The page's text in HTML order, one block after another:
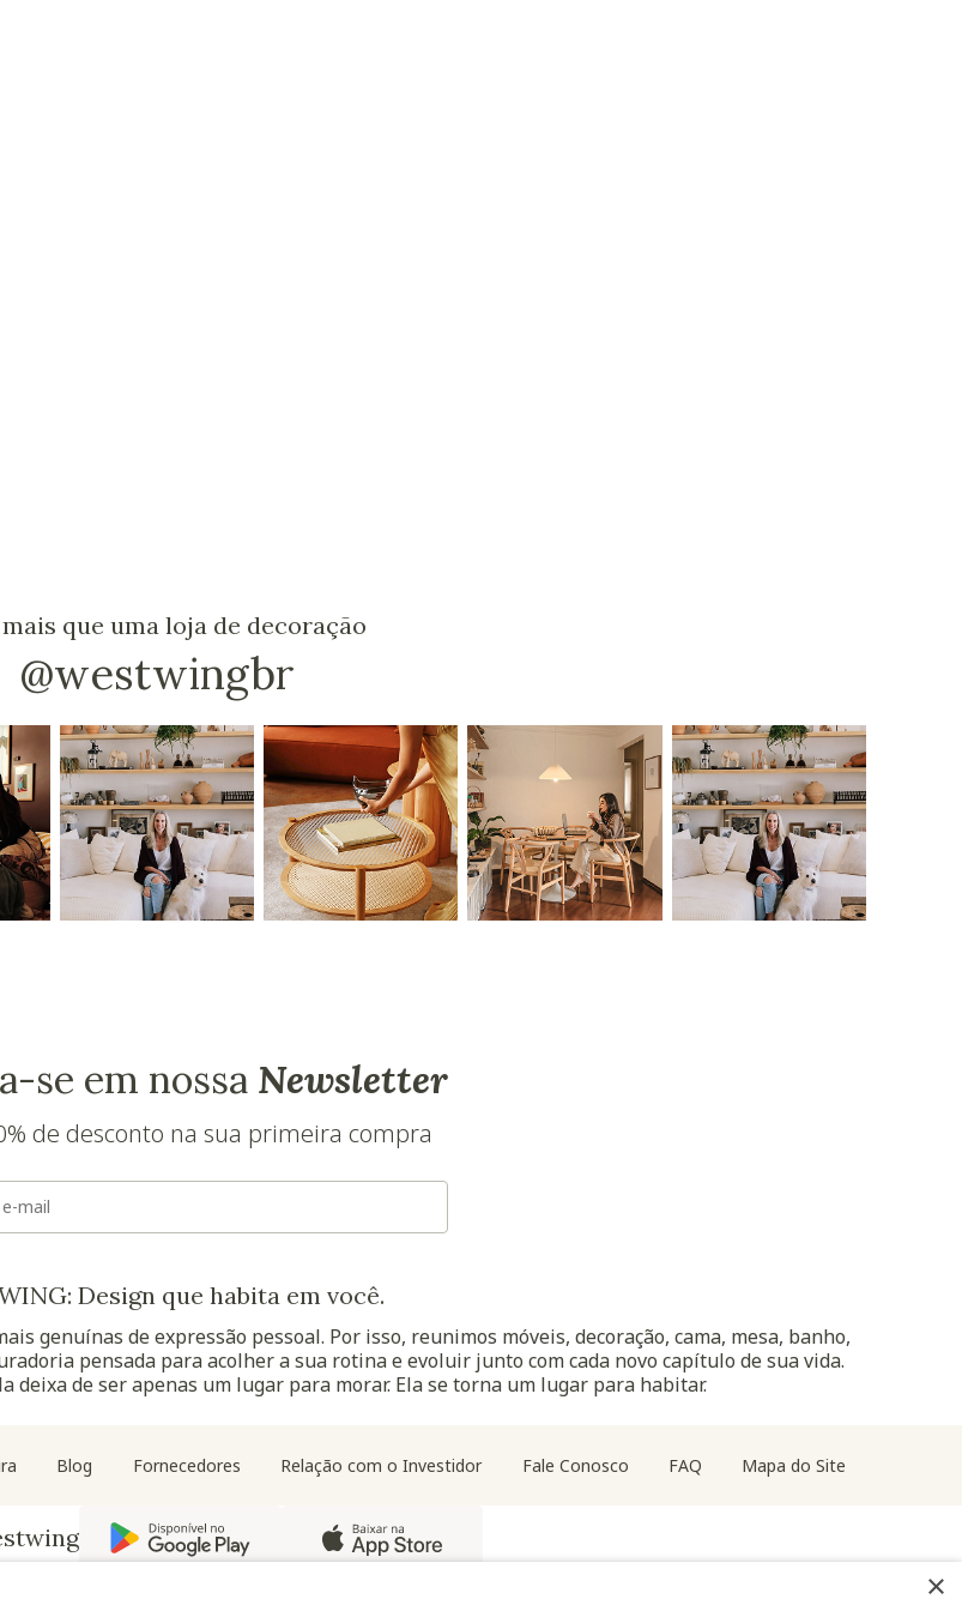
que uma loja de decoração
@westwingbr
se em nossa Newsletter
de desconto na sua primeira compra
Design que habita em você.
genuínas de expressão pessoal. Por isso, reunimos móveis, decoração, cama, mesa, banho,
pensada para acolher a sua rotina e evoluir junto com cada novo capítulo de sua vida.
deixa de ser apenas um lugar para morar. Ela se torna um lugar para habitar.
Blog Fornecedores Relação com o Investidor Fale Conosco FAQ Mapa do Site
×